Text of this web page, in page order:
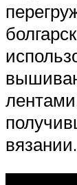
вязании.